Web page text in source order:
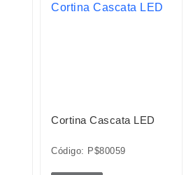
Cortina Cascata LED
Código: P$80059